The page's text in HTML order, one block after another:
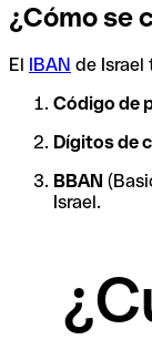
¿Cómo se
El IBAN de Israel
Código de
Dígitos de
BBAN
Israel.